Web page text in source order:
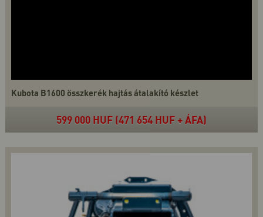
Kubota B1600 összkerék hajtás átalakító készlet
599 000 HUF (471 654 HUF + ÁFA)